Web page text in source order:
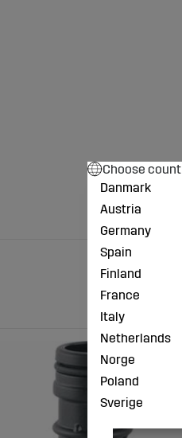
Choose
Danmark
Austria
Germany
Spain
Finland
France
Italy
Netherlands
Norge
Poland
Sverige